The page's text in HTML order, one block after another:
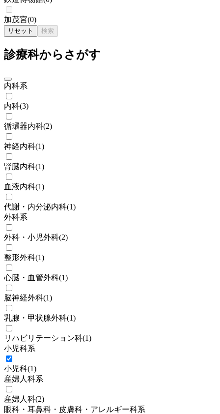
加茂宮(0)
リセット 検索
診療科からさがす
内科系
内科(3)
循環器内科(2)
神経内科(1)
腎臓内科(1)
血液内科(1)
代謝・内分泌内科(1)
外科系
外科・小児外科(2)
整形外科(1)
心臓・血管外科(1)
脳神経外科(1)
乳腺・甲状腺外科(1)
リハビリテーション科(1)
小児科系
小児科(1)
産婦人科系
産婦人科(2)
眼科・耳鼻科・皮膚科・アレルギー科系